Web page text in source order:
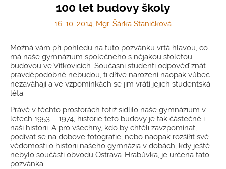
100 let budovy školy
16. 10. 2014, Mgr. Šárka Staníčková
Možná vám při pohledu na tuto pozvánku vrtá hlavou, co
má naše gymnázium společného s nějakou stoletou
budovou ve Vítkovicích. Současní studenti odpověď znát
pravděpodobně nebudou, ti dříve narození naopak vůbec
nezaváhají a ve vzpomínkách se jim vrátí jejich studentská
léta.
Právě v těchto prostorách totiž sídlilo naše gymnázium v
letech 1953 – 1974, historie této budovy je tak částečně i
naší historií. A pro všechny, kdo by chtěli zavzpomínat,
podívat se na dobové fotografie, nebo naopak rozšířit své
vědomosti o historii našeho gymnázia v dobách, kdy ještě
nebylo součástí obvodu Ostrava-Hrabůvka, je určena tato
pozvánka.